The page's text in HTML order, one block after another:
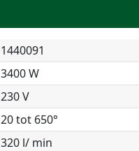
1440091
3400 W
230 V
20 tot 650°
320 l/ min